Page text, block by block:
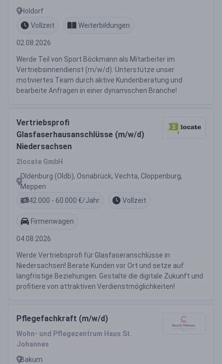
Holdorf
Vollzeit
Weiterbildungen
02.08.2026
Werde Teil von Sport Böckmann als Mitarbeiter im
Vertriebsinnendienst (m/w/d). Unterstütze unser
motiviertes Team durch aktive Kundenberatung und
bearbeite Anfragen in einer dynamischen Branche!
Vertriebsprofi
Glasfaserhausanschlüsse (m/w/d)
Niedersachsen
2locate GmbH
Oldenburg (Oldb), Osnabrück, Vechta, Cloppenburg,
Meppen
42.000 - 60.000 €/Jahr
Vollzeit
Firmenwagen
04.08.2026
Werde Vertriebsprofi für Glasfaseranschlüsse in
Niedersachsen! Berate Kunden vor Ort und setze auf
langfristige Beziehungen. Gestalte die digitale Zukunft und
profitiere von attraktiven Verdienstmöglichkeiten!
Pflegefachkraft (m/w/d)
Wohn- und Pflegezentrum Haus St.
Johannes
Bakum